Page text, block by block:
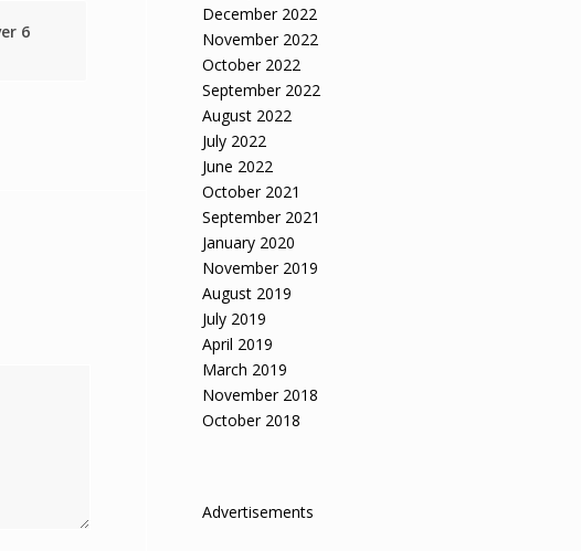
6
December 2022
November 2022
October 2022
September 2022
August 2022
July 2022
June 2022
October 2021
September 2021
January 2020
November 2019
August 2019
July 2019
April 2019
March 2019
November 2018
October 2018
Advertisements